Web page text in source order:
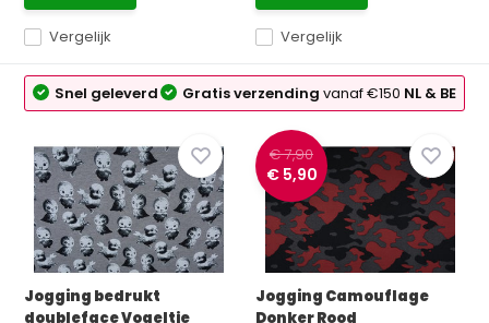
Vergelijk Vergelijk
Snel geleverd Gratis verzendingvanaf €150 NL & BE
Jogging bedrukt
doubleface Vogeltje
€ 7,90
€ 5,90
Jogging Camouflage
Donker Rood